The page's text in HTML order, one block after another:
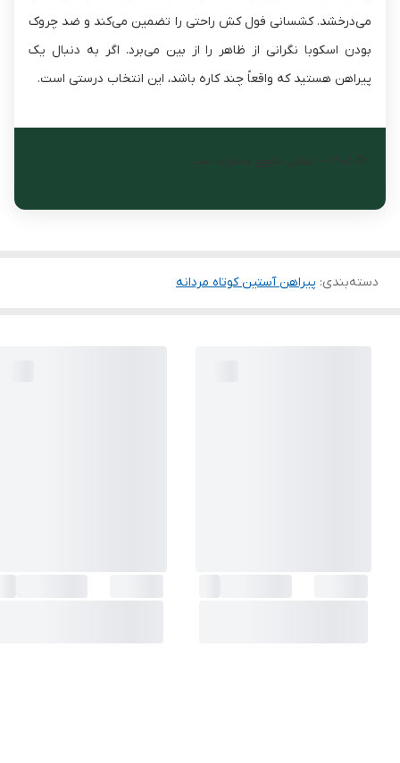
می‌درخشد. کشسانی فول کش راحتی را تضمین می‌کند و ضد چروک
بودن اسکوبا نگرانی از ظاهر را از بین می‌برد. اگر به دنبال یک
پیراهن هستید که واقعاً چند کاره باشد، این انتخاب درستی است.
© ۱۴۰۵ — تمامی حقوق محفوظ است
دسته‌بندی: پیراهن آستین کوتاه مردانه